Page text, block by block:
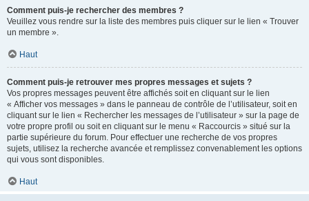
Comment puis-je rechercher des membres ?
Veuillez vous rendre sur la liste des membres puis cliquer sur le lien « Trouver
un membre ».
Haut
Comment puis-je retrouver mes propres messages et sujets ?
Vos propres messages peuvent être affichés soit en cliquant sur le lien
« Afficher vos messages » dans le panneau de contrôle de l’utilisateur, soit en
cliquant sur le lien « Rechercher les messages de l’utilisateur » sur la page de
votre propre profil ou soit en cliquant sur le menu « Raccourcis » situé sur la
partie supérieure du forum. Pour effectuer une recherche de vos propres
sujets, utilisez la recherche avancée et remplissez convenablement les options
qui vous sont disponibles.
Haut